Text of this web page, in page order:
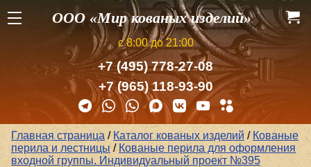
ООО «Мир кованых изделий»
с 8:00 до 21:00
+7 (495) 778-27-08
+7 (965) 118-93-90
Главная страница / Каталог кованых изделий / Кованые
перила и лестницы / Кованые перила для оформления
входной группы. Индивидуальный проект №395